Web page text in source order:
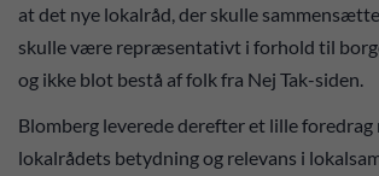
at det nye lokalråd, der skulle
skulle være repræsentativt i forhold til
og ikke blot bestå af folk fra Nej Tak-siden.
Blomberg leverede derefter et lille foredrag
lokalrådets betydning og relevans i